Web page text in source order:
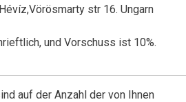
str 16. Ungarn
und Vorschuss ist 10%.
auf der Anzahl der von Ihnen